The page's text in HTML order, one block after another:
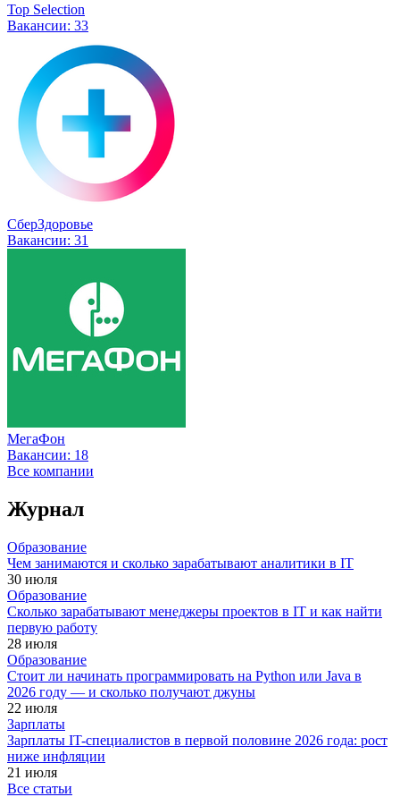
Top Selection
Вакансии: 33
СберЗдоровье
Вакансии: 31
МегаФон
Вакансии: 18
Все компании
Журнал
Образование
Чем занимаются и сколько зарабатывают аналитики в IT
30 июля
Образование
Сколько зарабатывают менеджеры проектов в IT и как найти
первую работу
28 июля
Образование
Стоит ли начинать программировать на Python или Java в
2026 году — и сколько получают джуны
22 июля
Зарплаты
Зарплаты IT-специалистов в первой половине 2026 года: рост
ниже инфляции
21 июля
Все статьи